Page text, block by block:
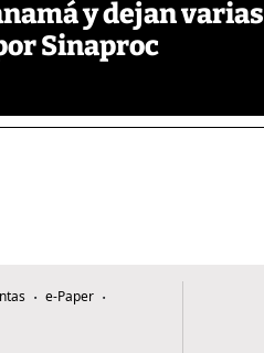
y dejan varias
Sinaproc
e-Paper